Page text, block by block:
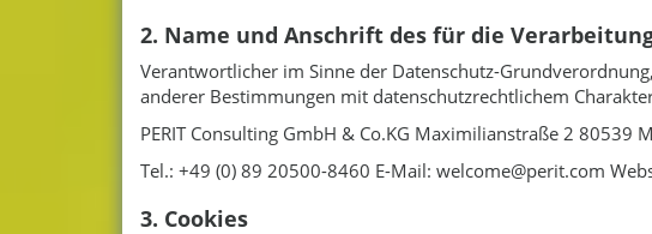
2. Name und Anschrift des für die
Verantwortlicher im Sinne der Datenschutz-
anderer Bestimmungen mit datenschutzrechtlichem
PERIT Consulting GmbH & Co.KG Maximilianstraße 2 80539
Tel.: +49 (0) 89 20500-8460 E-Mail: welcome@perit.com
3. Cookies